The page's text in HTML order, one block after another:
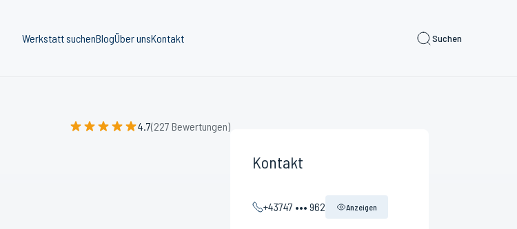
Werkstatt suchenBlogÜber unsKontakt Suchen
4.7(227 Bewertungen)
Kontakt
+43747 ••• 962 Anzeigen